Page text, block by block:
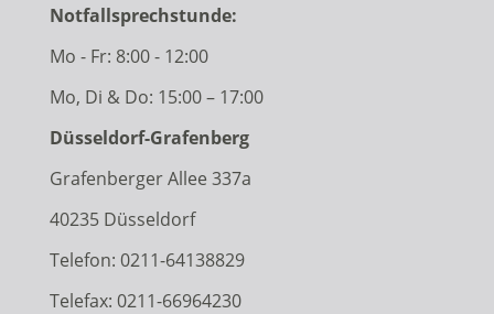
Notfallsprechstunde:
Mo - Fr: 8:00 - 12:00
Mo, Di & Do: 15:00 – 17:00
Düsseldorf-Grafenberg
Grafenberger Allee 337a
40235 Düsseldorf
Telefon: 0211-64138829
Telefax: 0211-66964230